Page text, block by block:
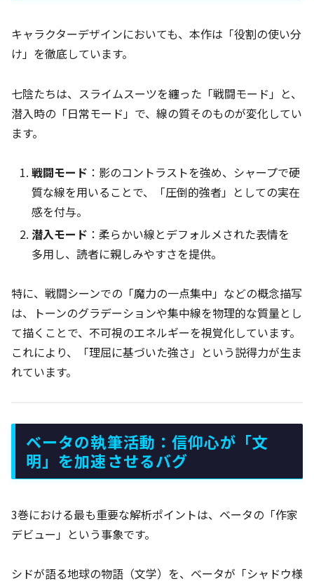
キャラクターデザインにおいても、本作は「役割の使い分
け」を徹底しています。
七陰たちは、スライムスーツを纏った「戦闘モード」と、
潜入時の「日常モード」で、線の質そのものが変化してい
ます。
戦闘モード ：影のコントラストを強め、シャープで硬
質な線を用いることで、「圧倒的強者」としての実在
感を付与。
潜入モード ：柔らかい線とデフォルメされた表情を
多用し、読者に親しみやすさを提供。
特に、戦闘シーンでの「魔力の一点集中」などの概念描写
は、トーンのグラデーションや集中線を物理的な質量とし
て描くことで、不可視のエネルギーを視覚化しています。
これにより、「理屈に基づいた強さ」という説得力が生ま
れています。
ベータの執筆活動：信仰心が「文
明」を加速させるバグ
3巻における最も重要な解析ポイントは、ベータの「作家
デビュー」という事象です。
シドが語る地球の物語（文学）を、ベータが「シャドウ様